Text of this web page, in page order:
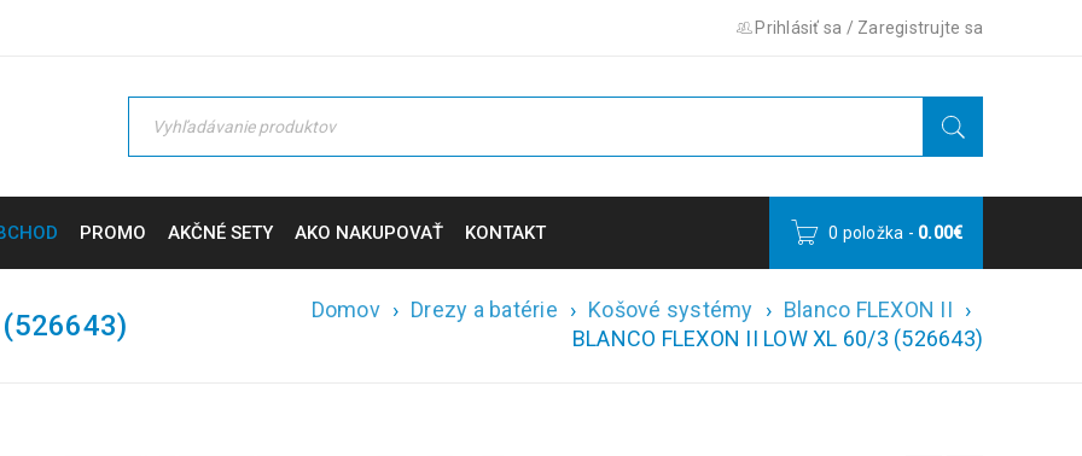
Prihlásiť sa / Zaregistrujte sa
PROMO AKČNÉ SETY AKO NAKUPOVAŤ KONTAKT 0 položka - 0.00€
(526643) Domov › Drezy a batérie › Košové systémy › Blanco FLEXON II ›
BLANCO FLEXON II LOW XL 60/3 (526643)